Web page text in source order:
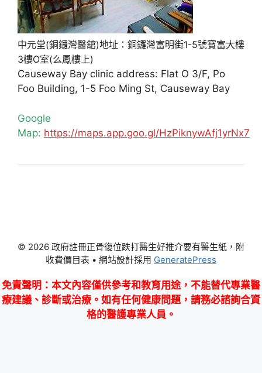
中元堂(銅鑼灣醫舘)地址：銅鑼灣富明街1-5號寶富大樓
3樓O室(么鳳樓上)
Causeway Bay clinic address: Flat O 3/F, Po
Foo Building, 1-5 Foo Ming St, Causeway Bay
Google
Map: https://maps.app.goo.gl/HzPiknywAfj1yrNx7
© 2026 政府註冊正骨復位跌打醫生好推介要有醫生紙，附
收費價目表 • 網站設計採用 GeneratePress
免責聲明 ：本文內容僅供參考和教育用途，不能替代專業醫
療建議、診斷或治療。如有任何健康問題，請務必諮詢合資
格的醫護專業人員。